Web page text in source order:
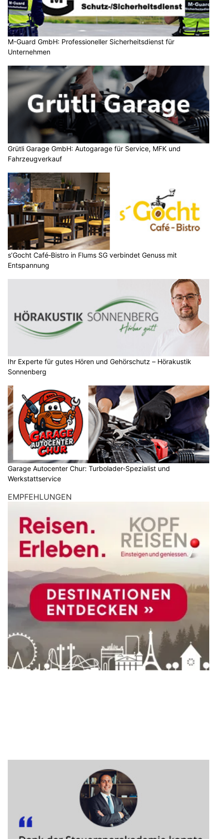
M-Guard GmbH: Professioneller Sicherheitsdienst für
Unternehmen
Grütli Garage GmbH: Autogarage für Service, MFK und
Fahrzeugverkauf
s’Gocht Café‑Bistro in Flums SG verbindet Genuss mit
Entspannung
Ihr Experte für gutes Hören und Gehörschutz – Hörakustik
Sonnenberg
Garage Autocenter Chur: Turbolader-Spezialist und
Werkstattservice
EMPFEHLUNGEN